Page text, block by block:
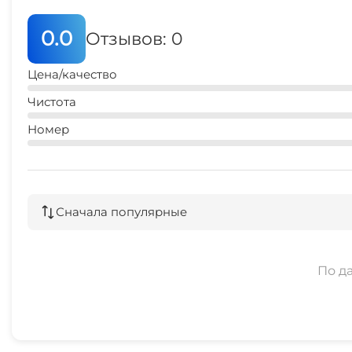
0.0 Отзывов: 0
Цена/качество
Чистота
Номер
Сначала популярные
По